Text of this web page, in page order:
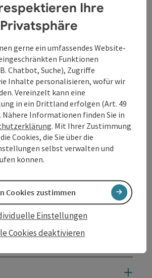
zwischen den Pfarren
und verbindet sie.
ist der Herr; groß ist seine
wie viele Grenzen – in der Schöpfung
...
anzeigen
Ihre
Privatsphäre
gerne ein umfassendes Website-
Funktionen
Chatbot, Suche), Zugriffe
Inhalte personalisieren, wofür wir
Vereinzelt kann eine
in ein Drittland erfolgen (Art. 49
Nähere Informationen finden Sie in
. Mit Ihrer Zustimmung
Cookies, die Sie über die
selbst verwalten und
können.
Cookies deaktivieren
Einstellungen
Cookies zustimmen